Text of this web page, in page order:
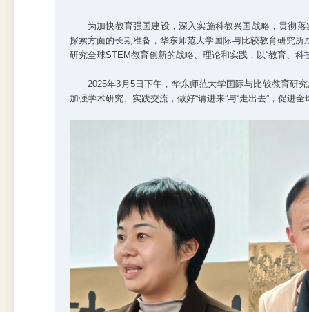
为加快教育强国建设，深入实施科教兴国战略，贯彻
探索方面的长期准备，华东师范大学国际与比较教育研究
研究全球STEM教育创新的战略、理论和实践，以“教育、
2025年3月5日下午，华东师范大学国际与比较教育研
加强学术研究、实践交流，做好“请进来”与“走出去”，促进